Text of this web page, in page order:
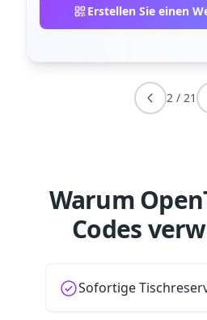
Erstellen Sie einen
2/ 21
Warum
Codes
Sofortige